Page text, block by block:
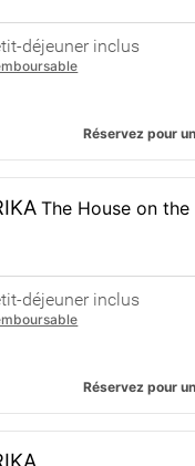
déjeuner inclus
Réservez pour
The House on the
déjeuner inclus
Réservez pour